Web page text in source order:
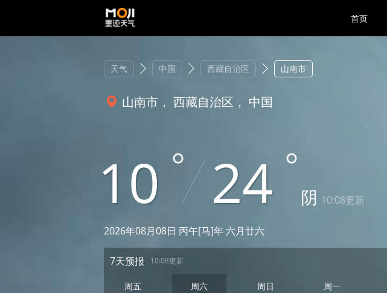
首页
天气 中国 西藏自治区 山南市
山南市， 西藏自治区， 中国
10 24 阴 10:08更新
2026年08月08日 丙午[马]年 六月廿六
7天预报 10:08更新
周五
周六
周日 周一